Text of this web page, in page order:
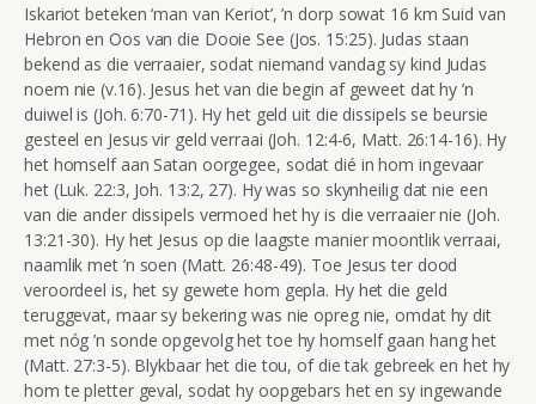
Iskariot beteken ‘man van Keriot’, ’n dorp sowat 16 km Suid van
Hebron en Oos van die Dooie See (Jos. 15:25). Judas staan
bekend as die verraaier, sodat niemand vandag sy kind Judas
noem nie (v.16). Jesus het van die begin af geweet dat hy ’n
duiwel is (Joh. 6:70-71). Hy het geld uit die dissipels se beursie
gesteel en Jesus vir geld verraai (Joh. 12:4-6, Matt. 26:14-16). Hy
het homself aan Satan oorgegee, sodat dié in hom ingevaar
het (Luk. 22:3, Joh. 13:2, 27). Hy was so skynheilig dat nie een
van die ander dissipels vermoed het hy is die verraaier nie (Joh.
13:21-30). Hy het Jesus op die laagste manier moontlik verraai,
naamlik met ’n soen (Matt. 26:48-49). Toe Jesus ter dood
veroordeel is, het sy gewete hom gepla. Hy het die geld
teruggevat, maar sy bekering was nie opreg nie, omdat hy dit
met nóg ’n sonde opgevolg het toe hy homself gaan hang het
(Matt. 27:3-5). Blykbaar het die tou, of die tak gebreek en het hy
hom te pletter geval, sodat hy oopgebars het en sy ingewande